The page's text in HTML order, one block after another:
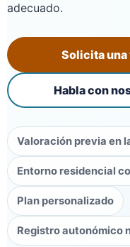
adecuado.
Solicita
Habla con
Valoración previa en
Entorno residencial
Plan personalizado
Registro autonómico